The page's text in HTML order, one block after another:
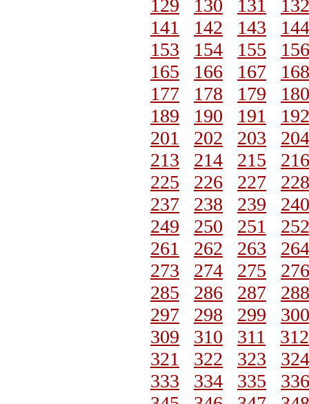
129
130 131
132
141
142 143
144
153
154 155
156
165
166 167
168
177
178 179
180
189
190 191
192
201
202 203
204
213
214 215
216
225
226 227
228
237
238 239
240
249
250 251
252
261
262 263
264
273
274 275
276
285
286 287
288
297
298 299
300
309
310 311
312
321
322 323
324
333
334 335
336